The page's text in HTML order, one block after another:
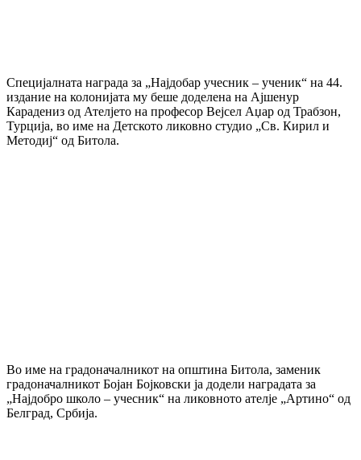
Специјалната награда за „Најдобар учесник – ученик“ на 44.
издание на колонијата му беше доделена на Ајшенур
Карадениз од Ателјето на професор Вејсел Аџар од Трабзон,
Турција, во име на Детското ликовно студио „Св. Кирил и
Методиј“ од Битола.
Во име на градоначалникот на општина Битола, заменик
градоначалникот Бојан Бојковски ја додели наградата за
„Најдобро школо – учесник“ на ликовното ателје „Артино“ од
Белград, Србија.